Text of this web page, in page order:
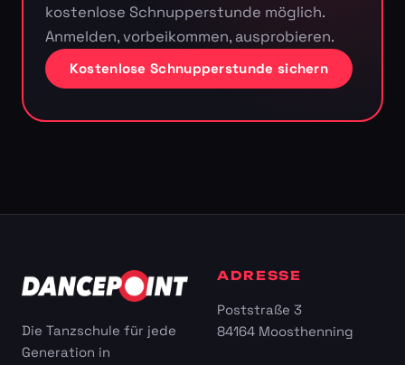
kostenlose Schnupperstunde möglich.
Anmelden, vorbeikommen, ausprobieren.
Kostenlose Schnupperstunde sichern
Die Tanzschule für jede
Generation in
ADRESSE
Poststraße 3
84164 Moosthenning